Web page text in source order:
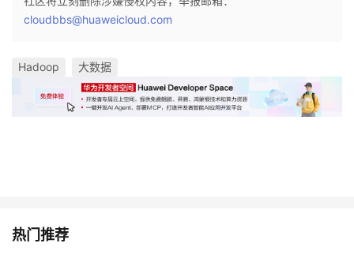
cloudbbs@huaweicloud.com
Hadoop 大数据
热门推荐